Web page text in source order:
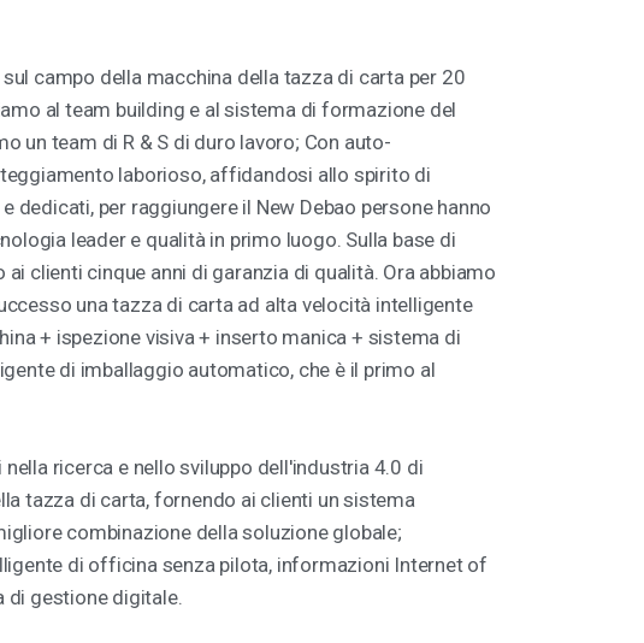
campo della macchina della tazza di carta per 20
al team building e al sistema di formazione del
un team di R & S di duro lavoro; Con auto-
laborioso, affidandosi allo spirito di
dedicati, per raggiungere il New Debao persone hanno
leader e qualità in primo luogo. Sulla base di
clienti cinque anni di garanzia di qualità. Ora abbiamo
una tazza di carta ad alta velocità intelligente
+ ispezione visiva + inserto manica + sistema di
di imballaggio automatico, che è il primo al
ricerca e nello sviluppo dell'industria 4.0 di
tazza di carta, fornendo ai clienti un sistema
combinazione della soluzione globale;
di officina senza pilota, informazioni Internet of
di gestione digitale.